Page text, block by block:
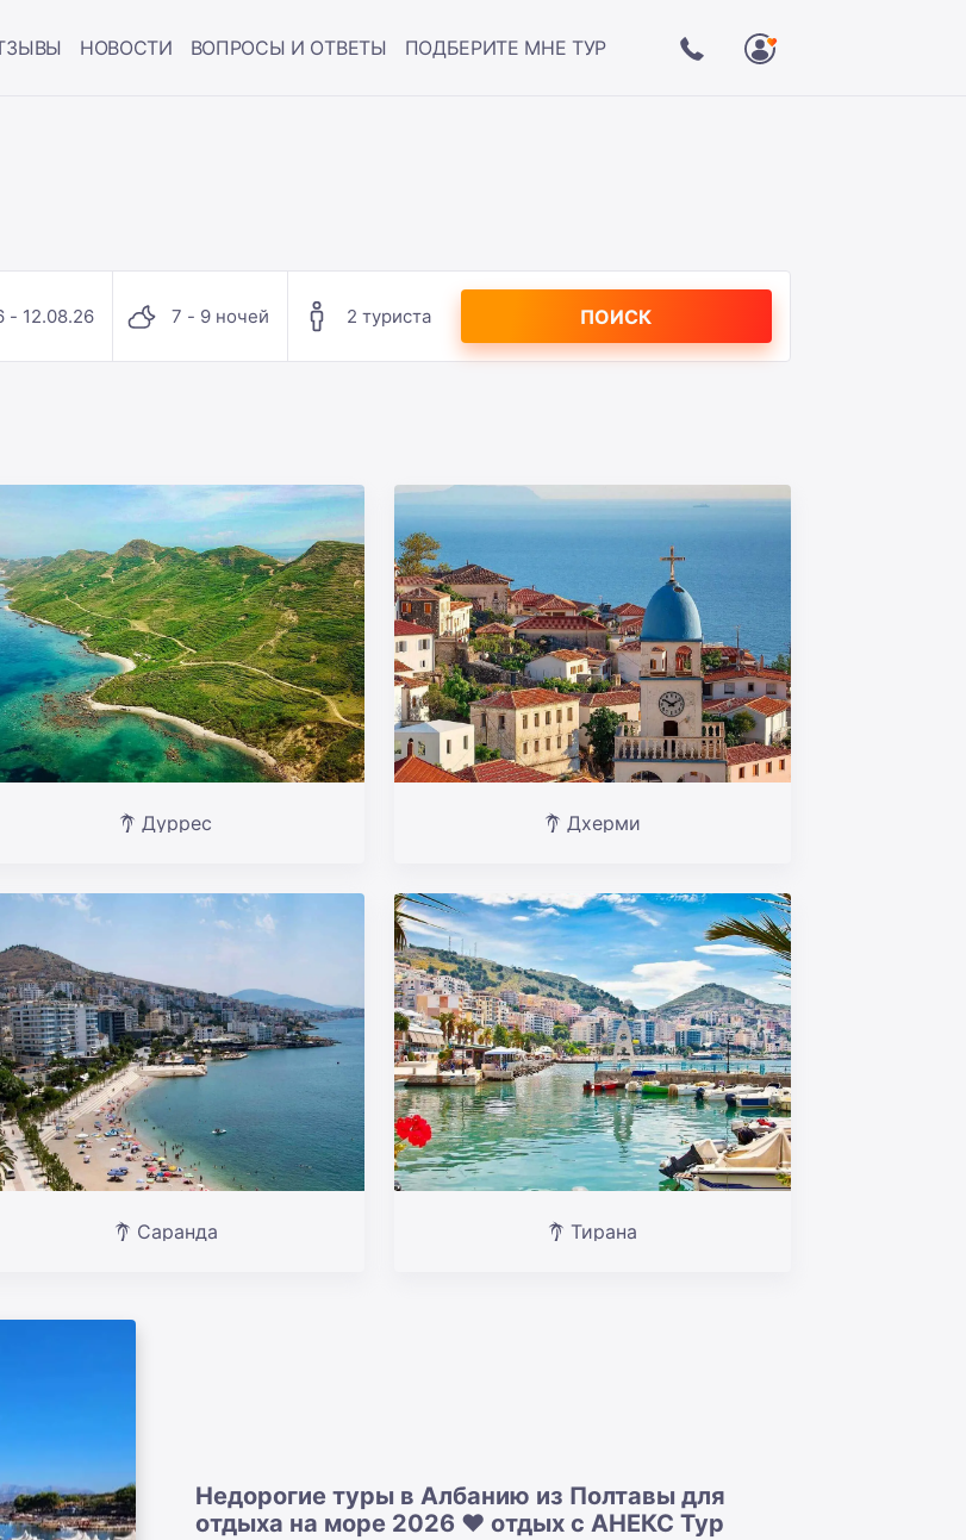
НОВОСТИ ВОПРОСЫ И ОТВЕТЫ ПОДБЕРИТЕ МНЕ ТУР
- 12.08.26 7 - 9 ночей 2 туриста ПОИСК
Дуррес Дхерми
Саранда Тирана
Недорогие туры в Албанию из Полтавы для
отдыха на море 2026 ❤️ отдых с АНЕКС Тур